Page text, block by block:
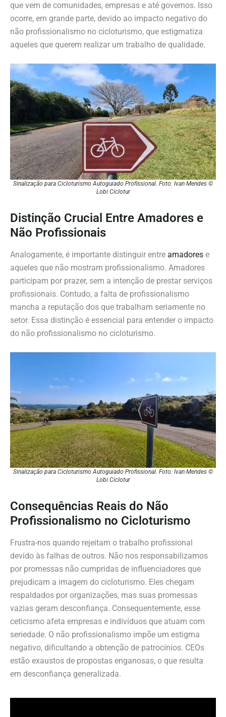
que vem de comunidades, empresas e até governos. Isso
ocorre, em grande parte, devido ao impacto negativo do
não profissionalismo no cicloturismo, que estigmatiza
aqueles que querem realizar um trabalho de qualidade.
Sinalização para Cicloturismo Autoguiado Profissional. Foto: Ivan Mendes ©
Lobi Ciclotur
Distinção Crucial Entre Amadores e
Não Profissionais
Analogamente, é importante distinguir entre amadores e
aqueles que não mostram profissionalismo. Amadores
participam por prazer, sem a intenção de prestar serviços
profissionais. Contudo, a falta de profissionalismo
mancha a reputação dos que trabalham seriamente no
setor. Essa distinção é essencial para entender o impacto
do não profissionalismo no cicloturismo.
Sinalização para Cicloturismo Autoguiado Profissional. Foto: Ivan Mendes ©
Lobi Ciclotur
Consequências Reais do Não
Profissionalismo no Cicloturismo
Frustra-nos quando rejeitam o trabalho profissional
devido às falhas de outros. Não nos responsabilizamos
por promessas não cumpridas de influenciadores que
prejudicam a imagem do cicloturismo. Eles chegam
respaldados por organizações, mas suas promessas
vazias geram desconfiança. Consequentemente, esse
ceticismo afeta empresas e indivíduos que atuam com
seriedade. O não profissionalismo impõe um estigma
negativo, dificultando a obtenção de patrocínios. CEOs
estão exaustos de propostas enganosas, o que resulta
em desconfiança generalizada.